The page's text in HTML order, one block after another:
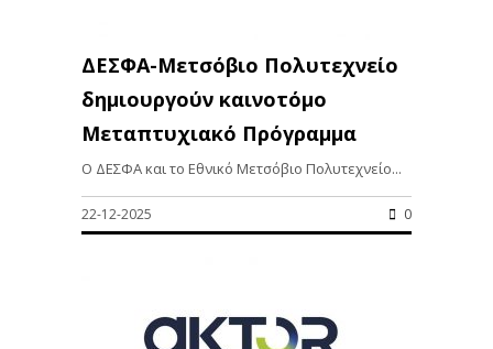
ΔΕΣΦΑ-Μετσόβιο Πολυτεχνείο
δημιουργούν καινοτόμο
Μεταπτυχιακό Πρόγραμμα
Ο ΔΕΣΦΑ και το Εθνικό Μετσόβιο Πολυτεχνείο...
22-12-2025 0